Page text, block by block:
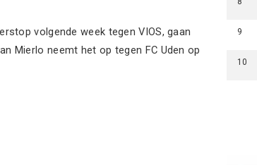
volgende week tegen VIOS, gaan
Mierlo neemt het op tegen FC Uden op
9
10